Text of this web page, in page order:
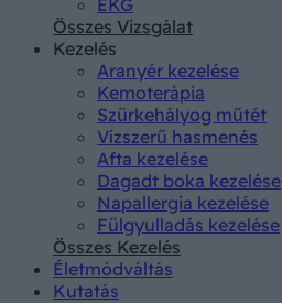
Összes Vizsgálat
Kezelés
Aranyér kezelése
Kemoterápia
Szürkehályog műtét
Vízszerű hasmenés
Afta kezelése
Dagadt boka kezelése
Napallergia kezelése
Fülgyulladás kezelése
Összes Kezelés
Életmódváltás
Kutatás